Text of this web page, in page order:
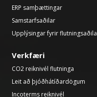
ERP samþættingar
Samstarfsaðilar
Upplýsingar fyrir flutningsaðila
Verkfæri
CO2 reiknivél flutninga
Leit að þjóðhátíðardögum
Incoterms reiknivél